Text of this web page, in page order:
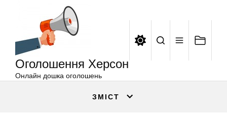
Оголошення Херсон
Онлайн дошка оголошень
ЗМІСТ